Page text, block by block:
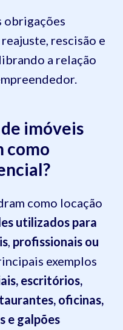
obrigações
rescisão e
a relação
imóveis
como
como locação
utilizados para
profissionais ou
exemplos
escritórios,
oficinas,
e galpões